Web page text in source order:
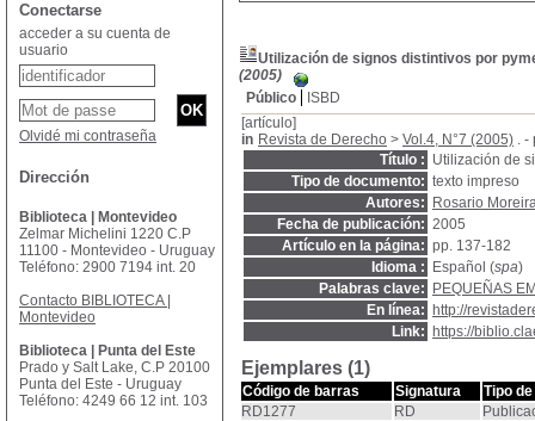
Utilización de signos distintivos por
(2005)
Público
ISBD
[artículo]
in Revista de Derecho > Vol.4, N°7 (2005) . -
Título : Utilización de
Tipo de documento: texto impreso
Autores:
Rosario
Fecha de publicación: 2005
Artículo en la página: pp. 137-182
Idioma :
Español (spa)
Palabras clave:
PEQUEÑAS
En línea:
http://
Link:
https://
Ejemplares (1)
Código de barras Signatura
Tipo
RD1277
RD
Conectarse
acceder a su cuenta de
usuario
Olvidé mi contraseña
Dirección
Biblioteca | Montevideo
Zelmar Michelini 1220 C.P
11100 - Montevideo - Uruguay
Teléfono: 2900 7194 int. 20
Contacto BIBLIOTECA |
Montevideo
Biblioteca | Punta del Este
Prado y Salt Lake, C.P 20100
Punta del Este - Uruguay
Teléfono: 4249 66 12 int. 103